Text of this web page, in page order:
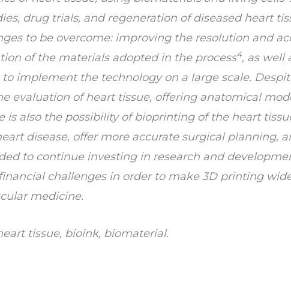
drug trials, and regeneration of diseased heart
to be overcome: improving the resolution and
of the materials adopted in the process4, as well
implement the technology on a large scale.
evaluation of heart tissue, offering anatomical
is also the possibility of bioprinting of the heart
disease, offer more accurate surgical planning,
to continue investing in research and
challenges in order to make 3D printing
medicine.
tissue, bioink, biomaterial.